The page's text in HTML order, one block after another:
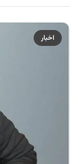
اخبار